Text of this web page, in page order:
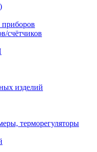
счётчиков
изделий
терморегуляторы